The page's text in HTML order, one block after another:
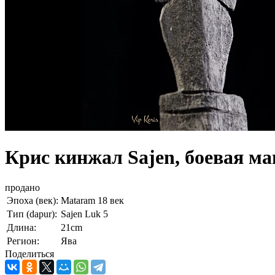
Крис кинжал Sajen, боевая
продано
Эпоха (век): Mataram 18 век
Тип (dapur): Sajen Luk 5
Длина:
21cm
Регион:
Ява
Поделиться